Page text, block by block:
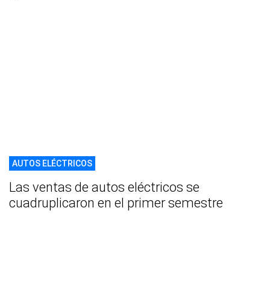
AUTOS ELÉCTRICOS
Las ventas de autos eléctricos se
cuadruplicaron en el primer semestre